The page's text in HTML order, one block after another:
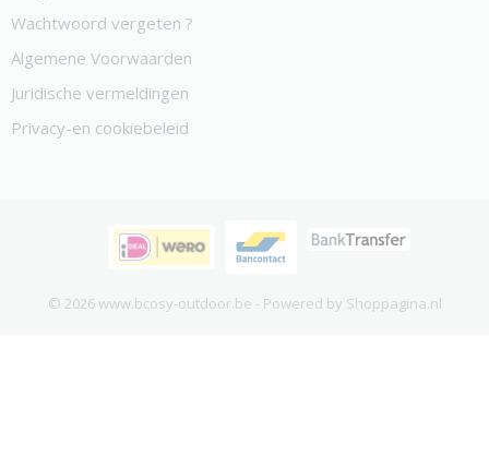
Wachtwoord vergeten ?
Algemene Voorwaarden
Juridische vermeldingen
Privacy-en cookiebeleid
© 2026 www.bcosy-outdoor.be - Powered by Shoppagina.nl